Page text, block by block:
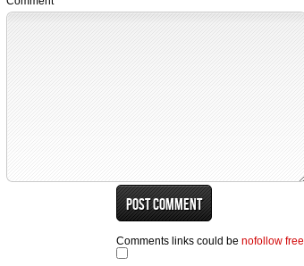
Comments links could be nofollow free